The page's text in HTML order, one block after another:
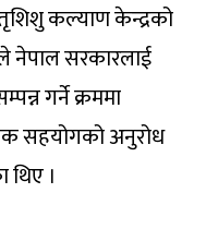
कल्याण केन्द्रको
नेपाल सरकारलाई
गर्ने क्रममा
सहयोगको अनुरोध
।